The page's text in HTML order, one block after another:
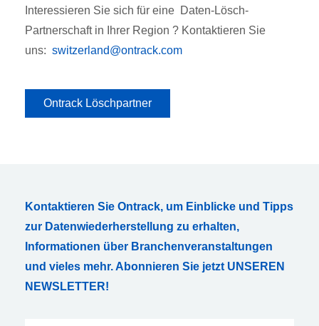
Interessieren Sie sich für eine Daten-Lösch-
Partnerschaft in Ihrer Region ? Kontaktieren Sie
uns: switzerland@ontrack.com
Ontrack Löschpartner
Kontaktieren Sie Ontrack, um Einblicke und Tipps
zur Datenwiederherstellung zu erhalten,
Informationen über Branchenveranstaltungen
und vieles mehr. Abonnieren Sie jetzt UNSEREN
NEWSLETTER!